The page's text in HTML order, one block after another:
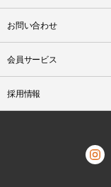
お問い合わせ
会員サービス
採用情報